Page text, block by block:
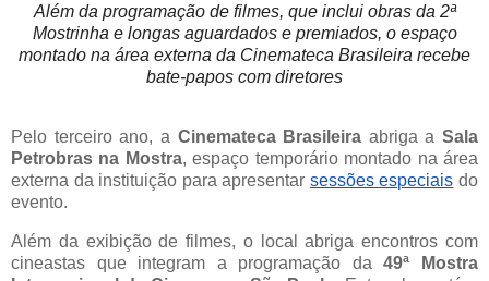
Além da programação de filmes, que inclui obras da 2ª
Mostrinha e longas aguardados e premiados, o espaço
montado na área externa da Cinemateca Brasileira recebe
bate-papos com diretores
Pelo terceiro ano, a Cinemateca Brasileira abriga a Sala
Petrobras na Mostra, espaço temporário montado na área
externa da instituição para apresentar sessões especiais do
evento.
Além da exibição de filmes, o local abriga encontros com
cineastas que integram a programação da49ª Mostra